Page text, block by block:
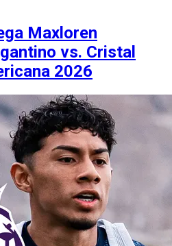
Maxloren
vs. Cristal
2026